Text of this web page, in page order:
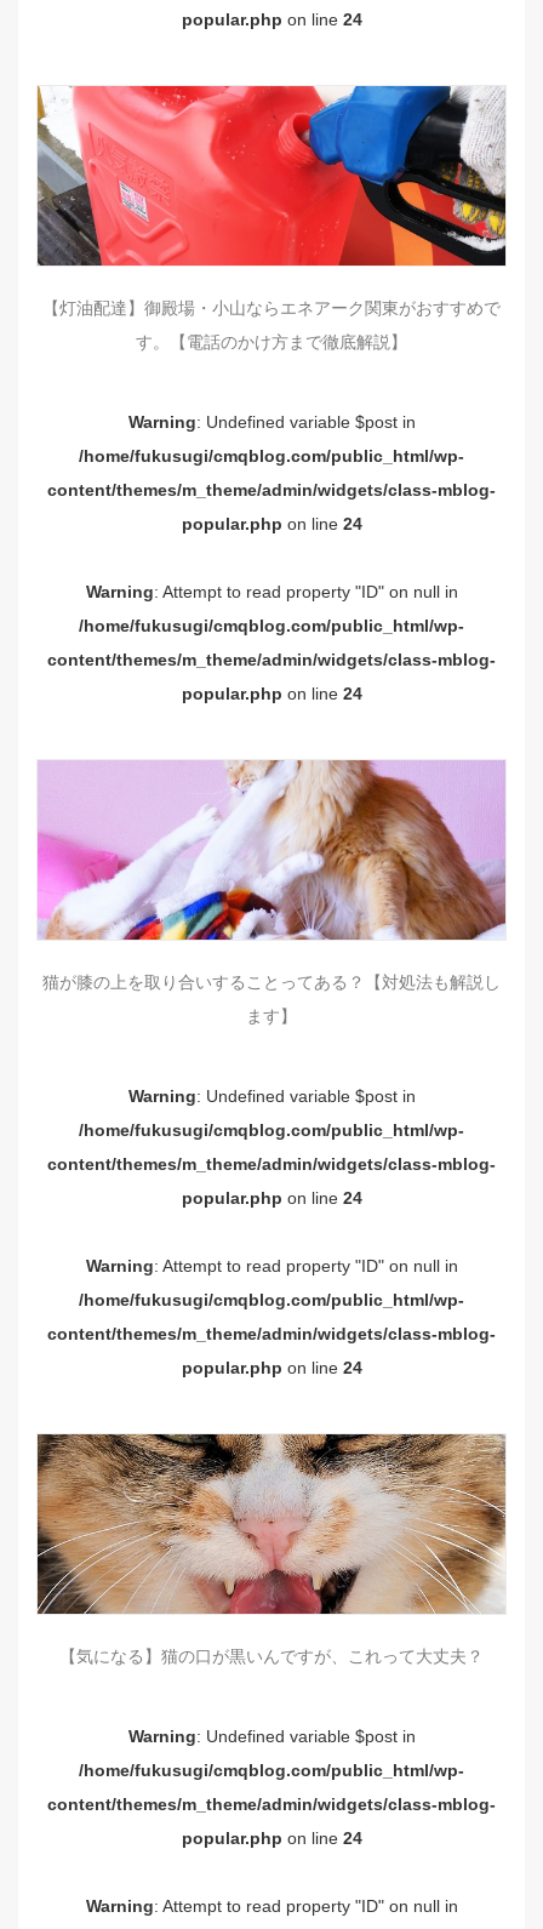
popular.php on line 24
【灯油配達】御殿場・小山ならエネアーク関東がおすすめで
す。【電話のかけ方まで徹底解説】
Warning: Undefined variable $post in
/home/fukusugi/cmqblog.com/public_html/wp-
content/themes/m_theme/admin/widgets/class-mblog-
popular.php on line 24
Warning: Attempt to read property "ID" on null in
/home/fukusugi/cmqblog.com/public_html/wp-
content/themes/m_theme/admin/widgets/class-mblog-
popular.php on line 24
猫が膝の上を取り合いすることってある？【対処法も解説し
ます】
Warning: Undefined variable $post in
/home/fukusugi/cmqblog.com/public_html/wp-
content/themes/m_theme/admin/widgets/class-mblog-
popular.php on line 24
Warning: Attempt to read property "ID" on null in
/home/fukusugi/cmqblog.com/public_html/wp-
content/themes/m_theme/admin/widgets/class-mblog-
popular.php on line 24
【気になる】猫の口が黒いんですが、これって大丈夫？
Warning: Undefined variable $post in
/home/fukusugi/cmqblog.com/public_html/wp-
content/themes/m_theme/admin/widgets/class-mblog-
popular.php on line 24
Warning: Attempt to read property "ID" on null in